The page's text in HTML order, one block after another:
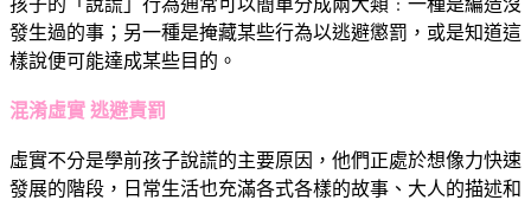
發生過的事；另一種是掩藏某些行為以逃避懲罰，或是知道這
樣說便可能達成某些目的。
混淆虛實 逃避責罰
虛實不分是學前孩子說謊的主要原因，他們正處於想像力快速
發展的階段，日常生活也充滿各式各樣的故事、大人的描述和